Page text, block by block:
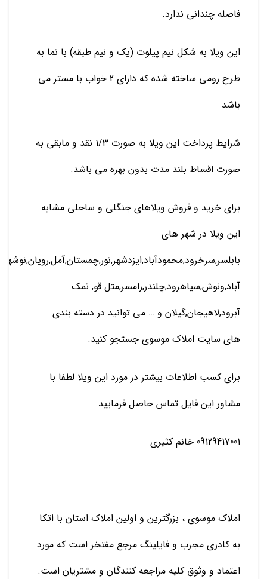
فاصله چندانی ندارد.
این ویلا به شکل نیم پیلوت (یک و نیم طبقه) با نما به
طرح رومی ساخته شده که دارای 2 خواب با مستر می
باشد
شرایط پرداخت این ویلا به صورت ۱/۳ نقد و مابقی به
صورت اقساط بلند مدت بدون بهره می باشد.
برای خرید و فروش ویلاهای جنگلی و ساحلی مشابه
این ویلا در شهر های
آباد,ونوش,سیاهرود,چلندر,رامسر,متل قو, نمک
آبرود,لاهیجان,گیلان و … می توانید در دسته بندی
های سایت املاک موسوی جستجو کنید.
برای کسب اطلاعات بیشتر در مورد این ویلا لطفا با
مشاور این فایل تماس حاصل فرمایید.
09129417001 خانم کثیری
املاک موسوی ، بزرگترین و اولین املاک استان با اتکا
به کادری مجرب و فایلینگ مرجع مفتخر است که مورد
اعتماد و وثوق کلیه مراجعه کنندگان و مشتریان است.